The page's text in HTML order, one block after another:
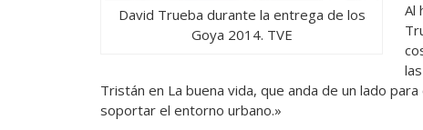
David Trueba durante la entrega de los
Goya 2014. TVE
Al
Tristán en La buena vida, que anda de un lado
soportar el entorno urbano.»